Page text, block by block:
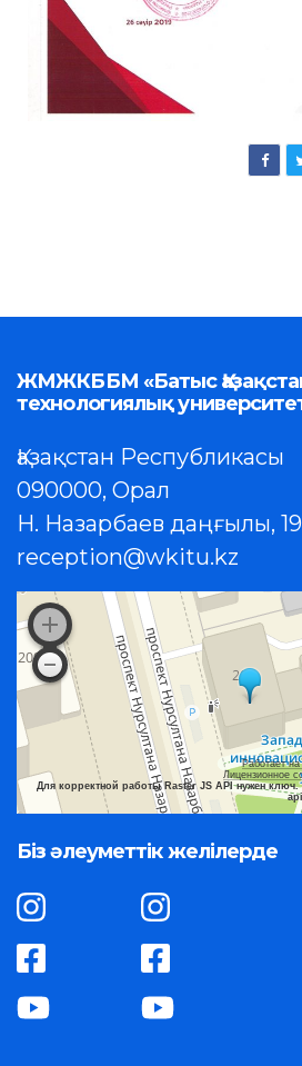
ЖМЖКББМ «Батыс
технологиялық
Қазақстан Республикасы
090000, Орал
Н. Назарбаев даңғылы,
reception@wkitu.kz
Работает
Лицензионное
Для корректной работы Raster JS API нужен
Біз әлеуметтік желілерде